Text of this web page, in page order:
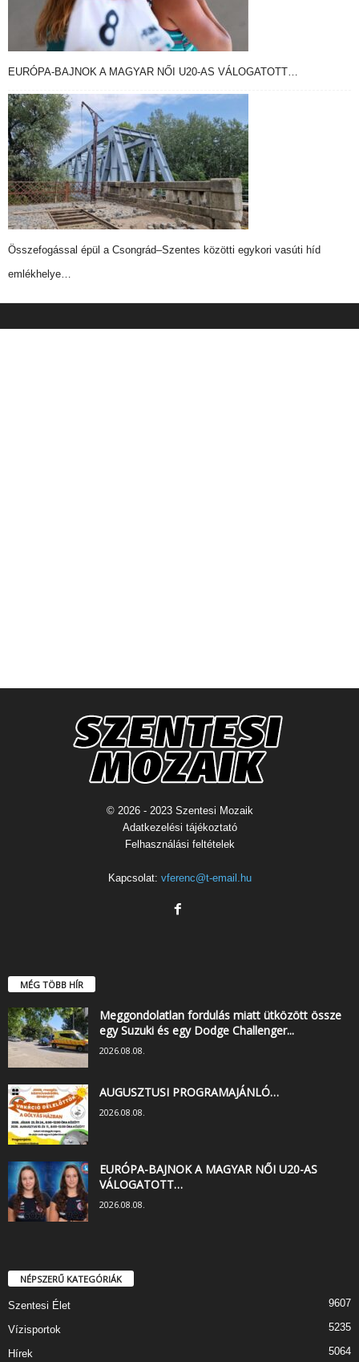
EURÓPA-BAJNOK A MAGYAR NŐI U20-AS VÁLOGATOTT…
Összefogással épül a Csongrád–Szentes közötti egykori vasúti híd
emlékhelye…
© 2026 - 2023 Szentesi Mozaik
Adatkezelési tájékoztató
Felhasználási feltételek
Kapcsolat: vferenc@t-email.hu
MÉG TÖBB HÍR
Meggondolatlan fordulás miatt ütközött össze
egy Suzuki és egy Dodge Challenger...
2026.08.08.
AUGUSZTUSI PROGRAMAJÁNLÓ…
2026.08.08.
EURÓPA-BAJNOK A MAGYAR NŐI U20-AS
VÁLOGATOTT…
2026.08.08.
NÉPSZERŰ KATEGÓRIÁK
Szentesi Élet 9607
Vízisportok 5235
Hírek 5064